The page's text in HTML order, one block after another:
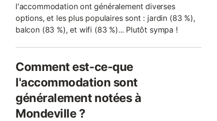
l'accommodation ont généralement diverses
options, et les plus populaires sont : jardin (83 %),
balcon (83 %), et wifi (83 %)... Plutôt sympa !
Comment est-ce-que
l'accommodation sont
généralement notées à
Mondeville ?